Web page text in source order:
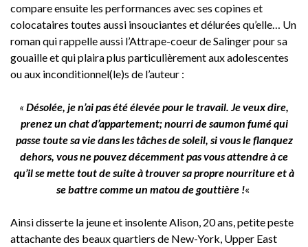
compare ensuite les performances avec ses copines et
colocataires toutes aussi insouciantes et délurées qu’elle… Un
roman qui rappelle aussi l’Attrape-coeur de Salinger pour sa
gouaille et qui plaira plus particulièrement aux adolescentes
ou aux inconditionnel(le)s de l’auteur :
« Désolée, je n’ai pas été élevée pour le travail. Je veux dire,
prenez un chat d’appartement; nourri de saumon fumé qui
passe toute sa vie dans les tâches de soleil, si vous le flanquez
dehors, vous ne pouvez décemment pas vous attendre à ce
qu’il se mette tout de suite à trouver sa propre nourriture et à
se battre comme un matou de gouttière !«
Ainsi disserte la jeune et insolente Alison, 20 ans, petite peste
attachante des beaux quartiers de New-York, Upper East